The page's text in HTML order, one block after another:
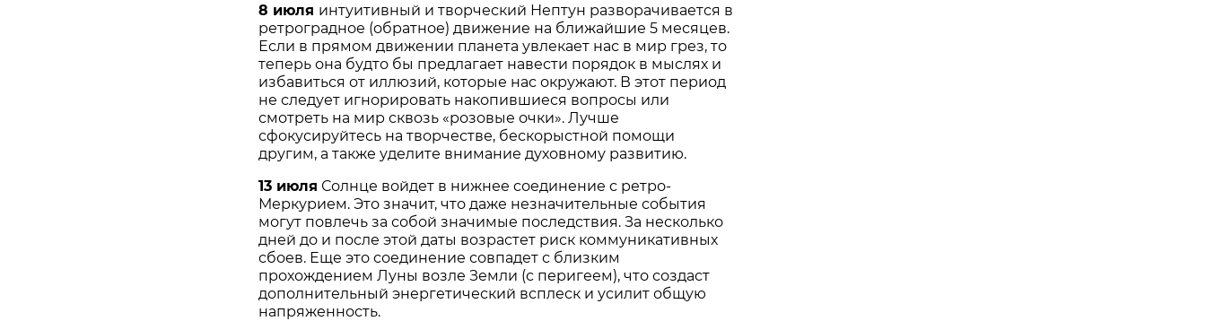
8 июля интуитивный и творческий Нептун разворачивается в
ретроградное (обратное) движение на ближайшие 5 месяцев.
Если в прямом движении планета увлекает нас в мир грез, то
теперь она будто бы предлагает навести порядок в мыслях и
избавиться от иллюзий, которые нас окружают. В этот период
не следует игнорировать накопившиеся вопросы или
смотреть на мир сквозь «розовые очки». Лучше
сфокусируйтесь на творчестве, бескорыстной помощи
другим, а также уделите внимание духовному развитию.
13 июля Солнце войдет в нижнее соединение с ретро-
Меркурием. Это значит, что даже незначительные события
могут повлечь за собой значимые последствия. За несколько
дней до и после этой даты возрастет риск коммуникативных
сбоев. Еще это соединение совпадет с близким
прохождением Луны возле Земли (с перигеем), что создаст
дополнительный энергетический всплеск и усилит общую
напряженность.